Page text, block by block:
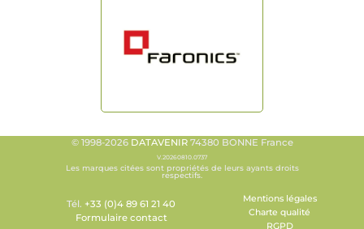
© 1998-2026 DATAVENIR74380 BONNE France
V.20260810.0737
Les marques citées sont propriétés de leurs ayants droits
respectifs.
Tél. +33 (0)4 89 61 21 40
Formulaire contact
Mentions légales
Charte qualité
RGPD